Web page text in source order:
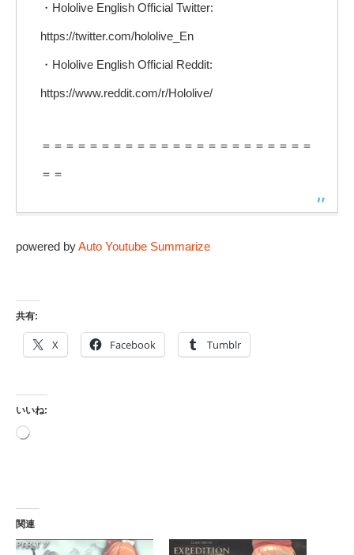
・Hololive English Official Twitter:
https://twitter.com/hololive_En
・Hololive English Official Reddit:
https://www.reddit.com/r/Hololive/
＝＝＝＝＝＝＝＝＝＝＝＝＝＝＝＝＝＝＝＝＝＝＝
＝＝
powered byAuto Youtube Summarize
共有:
X Facebook Tumblr
いいね:
読
関連